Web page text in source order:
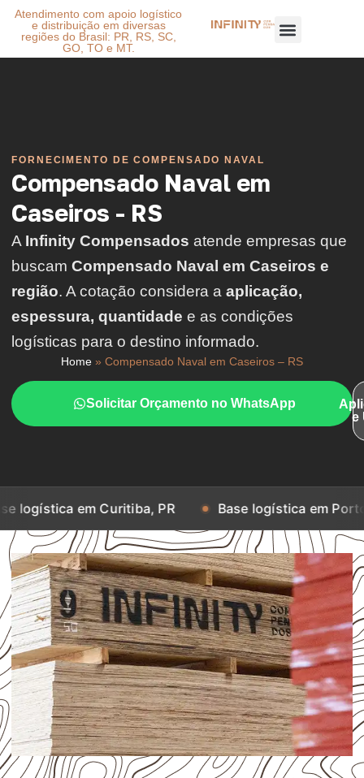
Atendimento com apoio logístico
e distribuição em diversas
regiões do Brasil: PR, RS, SC,
GO, TO e MT.
FORNECIMENTO DE COMPENSADO NAVAL
Compensado Naval em
Caseiros - RS
A Infinity Compensados atende empresas que
buscam Compensado Naval em Caseiros e
região. A cotação considera a aplicação,
espessura, quantidade e as condições
logísticas para o destino informado.
Home » Compensado Naval em Caseiros – RS
Solicitar Orçamento no WhatsApp
e
Curitiba, PR Base logística em Porto Alegre, RS